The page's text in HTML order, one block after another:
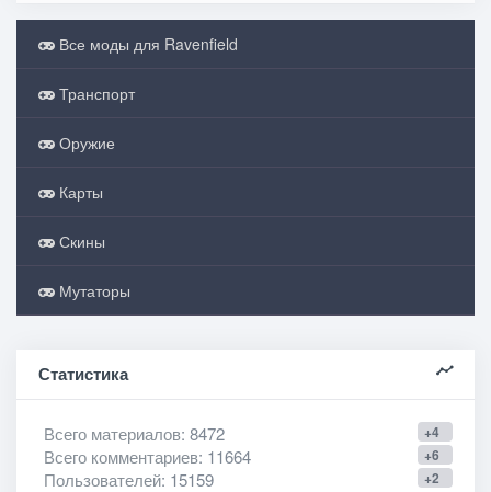
Все моды для Ravenfield
Транспорт
Оружие
Карты
Скины
Мутаторы
Статистика
+4
Всего материалов: 8472
+6
Всего комментариев: 11664
+2
Пользователей: 15159